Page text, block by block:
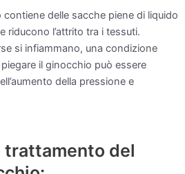
delle sacche piene di liquido
riducono l’attrito tra i tessuti.
si infiammano, una condizione
il ginocchio può essere
della pressione e
trattamento del